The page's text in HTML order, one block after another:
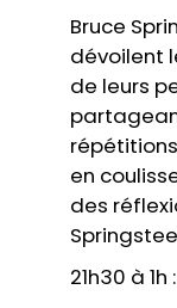
Bruce
dévoilent
de leurs
en
des
21h30 à